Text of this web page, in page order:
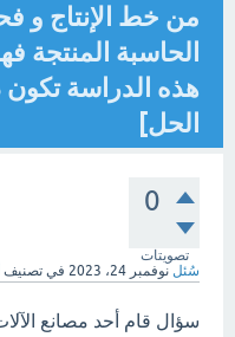
من خط الإنتاج و
الحاسبة المنتجة
هذه الدراسة تكون
الحل]
0
تصويتات
سُئل نوفمبر 24، 2023 في تصنيف
سؤال قام أحد مصانع